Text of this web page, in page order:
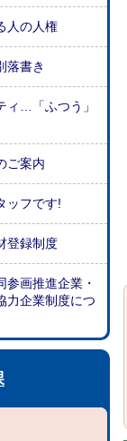
人の人権
落書き
ィ…「ふつう」
ご案内
ッフです!
登録制度
参画推進企業・
力企業制度につ